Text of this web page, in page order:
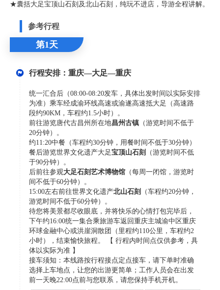
★囊括大足宝顶山石刻及北山石刻，纯玩不进店，导游全程讲解。
参考行程
第1天
行程安排：重庆—大足—重庆
统一汇合后（08:00-08:20发车，具体出发时间以实际安排
为准）乘车经成渝环线高速或渝遂高速抵大足（高速路
段约90KM，车程约1.5小时）。
前往游览唐代古昌州所在地昌州古镇 （游览时间不低于
20分钟）。
约11:20中餐（车程约30分钟，用餐时间不低于30分钟）
餐后游览世界文化遗产大足宝顶山石刻
（游览时间不低
于90分钟）。
后前往参观大足石刻艺术博物馆 （每周一闭馆，游览时
间不低于60分钟）。
15:00左右前往世界文化遗产北山石刻
（车程约20分钟，
游览时间不低于60分钟）。
待您将美景都尽收眼底，并将快乐的心情打包完毕后，
下午约16:00统一集合乘旅游车返回重庆主城渝中区重庆
环球金融中心或洪崖洞散团（里程约110公里，车程约2
小时），结束愉快旅程。 【 行程内时间点仅供参考，具
体以实际为准 】
接车须知：本线路按行程接点定点接车，请下单时准确
选择上车地点，让您的出游更简单；工作人员会在出发
前一天晚22:00点前与您联系，请您保持手机开机。